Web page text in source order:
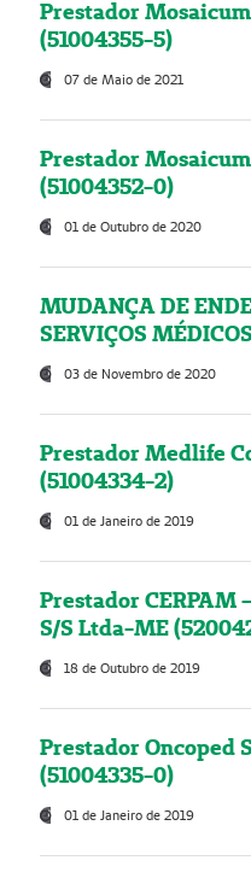
Prestador
(51004355-5)
07 de Maio de 2021
Prestador
(51004352-0)
01 de Outubro de 2020
MUDANÇA DE
SERVIÇOS
03 de Novembro de 2020
Prestador Medlife
(51004334-2)
01 de Janeiro de 2019
Prestador CERPAM
S/S Ltda-ME
18 de Outubro de 2019
Prestador Oncoped
(51004335-0)
01 de Janeiro de 2019